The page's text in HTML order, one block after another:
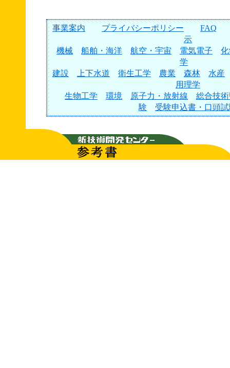
事業案内 プライバシーポリシー
FAQ
示
機械
船舶・海洋 航空・宇宙 電気電子
学
建設
上下水道 衛生工学 農業 森林
水産
用理学
生物工学
環境 原子力・放射線
総合技
験
受験申込書・口頭